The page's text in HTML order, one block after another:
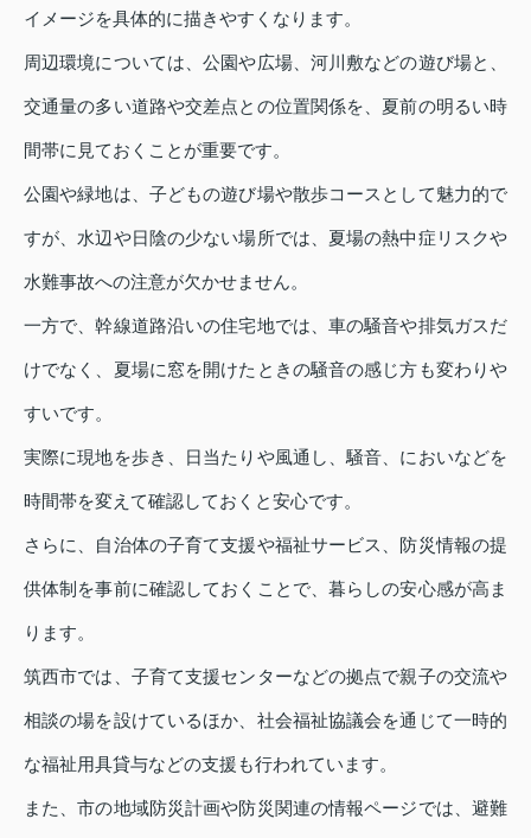
イメージを具体的に描きやすくなります。
周辺環境については、公園や広場、河川敷などの遊び場と、
交通量の多い道路や交差点との位置関係を、夏前の明るい時
間帯に見ておくことが重要です。
公園や緑地は、子どもの遊び場や散歩コースとして魅力的で
すが、水辺や日陰の少ない場所では、夏場の熱中症リスクや
水難事故への注意が欠かせません。
一方で、幹線道路沿いの住宅地では、車の騒音や排気ガスだ
けでなく、夏場に窓を開けたときの騒音の感じ方も変わりや
すいです。
実際に現地を歩き、日当たりや風通し、騒音、においなどを
時間帯を変えて確認しておくと安心です。
さらに、自治体の子育て支援や福祉サービス、防災情報の提
供体制を事前に確認しておくことで、暮らしの安心感が高ま
ります。
筑西市では、子育て支援センターなどの拠点で親子の交流や
相談の場を設けているほか、社会福祉協議会を通じて一時的
な福祉用具貸与などの支援も行われています。
また、市の地域防災計画や防災関連の情報ページでは、避難